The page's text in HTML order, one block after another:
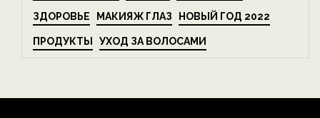
ЗДОРОВЬЕ МАКИЯЖ ГЛАЗ НОВЫЙ ГОД 2022
ПРОДУКТЫ УХОД ЗА ВОЛОСАМИ